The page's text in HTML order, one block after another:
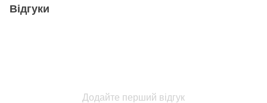
Відгуки
Додайте перший відгук